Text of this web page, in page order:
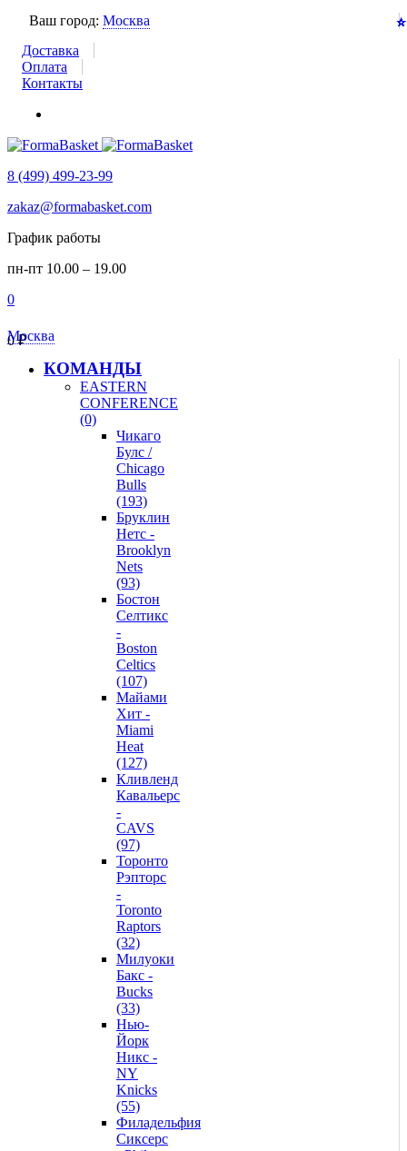
Ваш город: Москва
Доставка
Оплата
Контакты
8 (499) 499-23-99
zakaz@formabasket.com
График работы
пн-пт 10.00 – 19.00
0
0₽
Москва
КОМАНДЫ
EASTERN
CONFERENCE
(0)
Чикаго
Булс /
Chicago
Bulls
(193)
Бруклин
Нетс -
Brooklyn
Nets
(93)
Бостон
Селтикс
-
Boston
Celtics
(107)
Майами
Хит -
Miami
Heat
(127)
Кливленд
Кавальерс
-
CAVS
(97)
Торонто
Рэпторс
-
Toronto
Raptors
(32)
Милуоки
Бакс -
Bucks
(33)
Нью-
Йорк
Никс -
NY
Knicks
(55)
Филадельфия
Сиксерс
⭐
⭐
⭐
⭐
⭐
⭐
⭐
⭐
⭐
⭐
⭐
⭐
⭐
⭐
⭐
⭐
⭐
⭐
⭐
⭐
⭐
⭐
⭐
⭐